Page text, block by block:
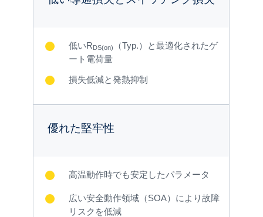
低いR DS(on)
（Typ.）と最適化されたゲ
ート電荷量
損失低減と発熱抑制
優れた堅牢性
高温動作時でも安定したパラメータ
広い安全動作領域（SOA）により故障
リスクを低減